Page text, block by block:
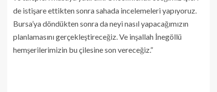
de istişare ettikten sonra sahada incelemeleri yapıyoruz.
Bursa’ya döndükten sonra da neyi nasıl yapacağımızın
planlamasını gerçekleştireceğiz. Ve inşallah İnegöllü
hemşerilerimizin bu çilesine son vereceğiz.”